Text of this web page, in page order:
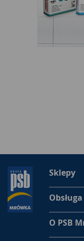
Sklepy
O PSB